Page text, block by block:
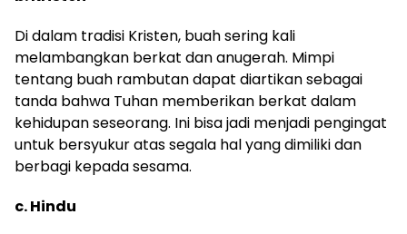
Di dalam tradisi Kristen, buah sering kali
melambangkan berkat dan anugerah. Mimpi
tentang buah rambutan dapat diartikan sebagai
tanda bahwa Tuhan memberikan berkat dalam
kehidupan seseorang. Ini bisa jadi menjadi pengingat
untuk bersyukur atas segala hal yang dimiliki dan
berbagi kepada sesama.
c. Hindu